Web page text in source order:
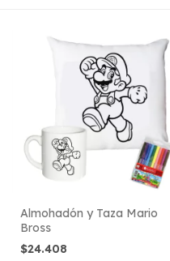
Almohadón y Taza Mario
Bross
$24.408